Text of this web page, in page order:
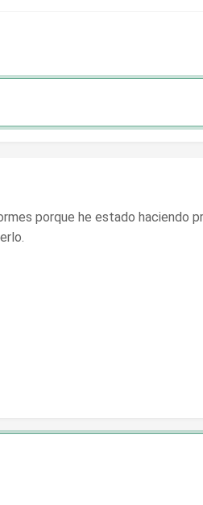
porque he estado haciendo